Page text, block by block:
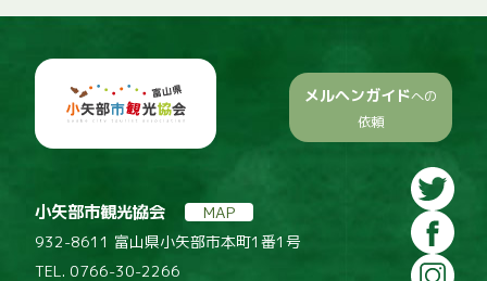
メルヘンガイドへの
依頼
小矢部市観光協会
MAP
932-8611 富山県小矢部市本町1番1号
TEL. 0766-30-2266